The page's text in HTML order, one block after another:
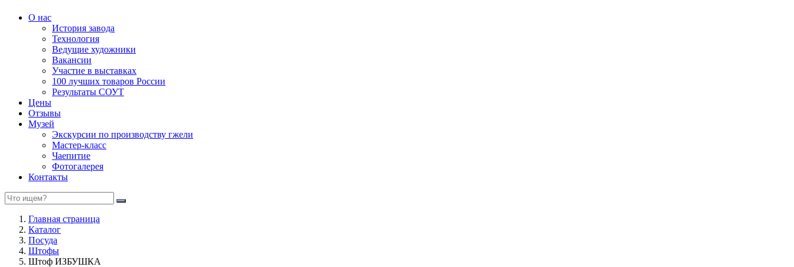
О нас
История завода
Технология
Ведущие художники
Вакансии
Участие в выставках
100 лучших товаров России
Результаты СОУТ
Цены
Отзывы
Музей
Экскурсии по производству гжели
Мастер-класс
Чаепитие
Фотогалерея
Контакты
Главная страница
Каталог
Посуда
Штофы
Штоф ИЗБУШКА